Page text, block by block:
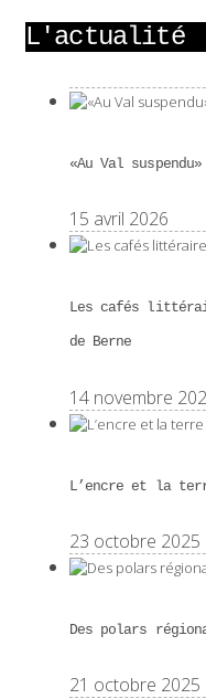
L'actualité
«Au Val
15 avril 2026
Les cafés
de Berne
14 novembre
L’encre et la
23 octobre 2025
Des polars
21 octobre 2025